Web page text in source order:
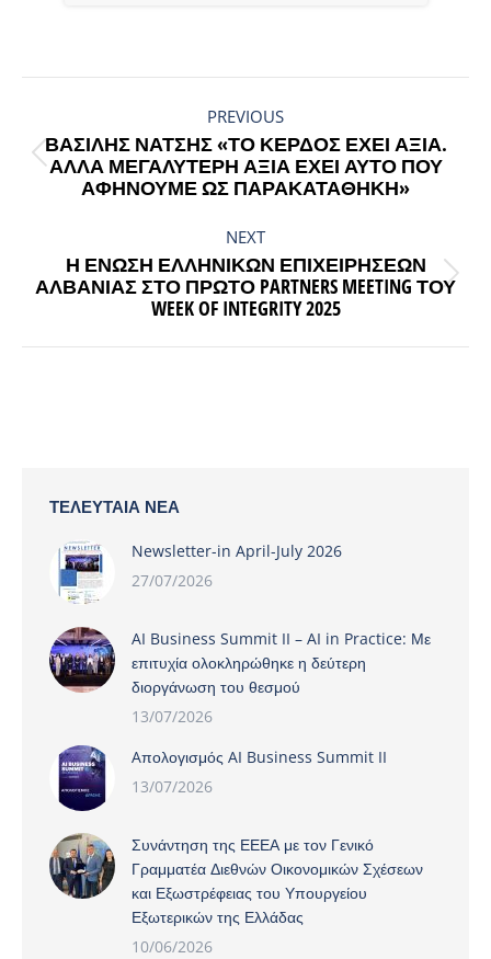
PREVIOUS
Previous
post:
ΒΑΣΊΛΗΣ ΝΆΤΣΗΣ «ΤΟ ΚΈΡΔΟΣ ΈΧΕΙ ΑΞΊΑ.
ΑΛΛΆ ΜΕΓΑΛΎΤΕΡΗ ΑΞΊΑ ΈΧΕΙ ΑΥΤΌ ΠΟΥ
ΑΦΉΝΟΥΜΕ ΩΣ ΠΑΡΑΚΑΤΑΘΉΚΗ»
NEXT
Next
post:
Η ΈΝΩΣΗ ΕΛΛΗΝΙΚΏΝ ΕΠΙΧΕΙΡΉΣΕΩΝ
ΑΛΒΑΝΊΑΣ ΣΤΟ ΠΡΏΤΟ PARTNERS MEETING ΤΟΥ
WEEK OF INTEGRITY 2025
ΤΕΛΕΥΤΑΊΑ ΝΈΑ
Newsletter-in April-July 2026
27/07/2026
AI Business Summit II – AI in Practice: Με
επιτυχία ολοκληρώθηκε η δεύτερη
διοργάνωση του θεσμού
13/07/2026
Aπολογισμός AI Business Summit II
13/07/2026
Συνάντηση της ΕΕΕΑ με τον Γενικό
Γραμματέα Διεθνών Οικονομικών Σχέσεων
και Εξωστρέφειας του Υπουργείου
Εξωτερικών της Ελλάδας
10/06/2026